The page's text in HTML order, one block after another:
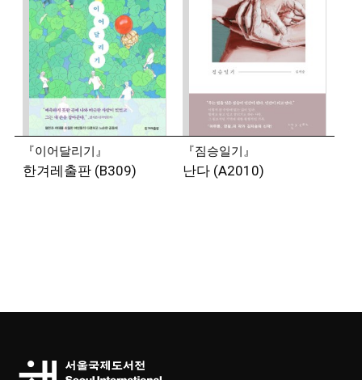
『이어달리기』
한겨레출판 (B309)
『짐승일기』
난다 (A2010)